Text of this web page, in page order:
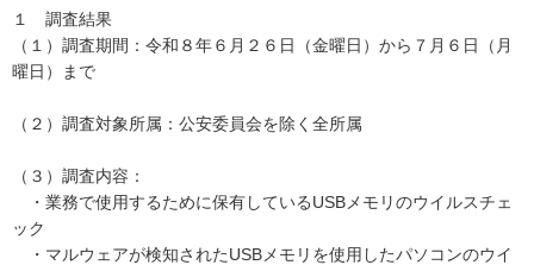
１ 調査結果
（１）調査期間：令和８年６月２６日（金曜日）から７月６日（月
曜日）まで
（２）調査対象所属：公安委員会を除く全所属
（３）調査内容：
・業務で使用するために保有しているUSBメモリのウイルスチェ
ック
・マルウェアが検知されたUSBメモリを使用したパソコンのウイ